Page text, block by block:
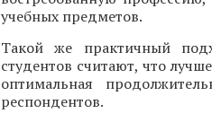
учебных предметов.
Такой же практичный
студентов считают, что
оптимальная
респондентов.